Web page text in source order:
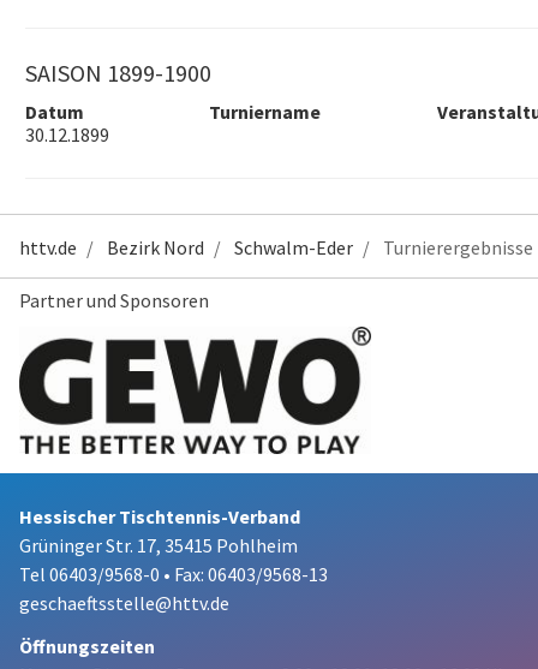
SAISON 1899-1900
Datum Turniername
30.12.1899
httv.de Bezirk Nord Schwalm-Eder
Partner und Sponsoren
Hessischer Tischtennis-Verband
Grüninger Str. 17, 35415 Pohlheim
Tel 06403/9568-0 • Fax: 06403/9568-13
geschaeftsstelle@httv.de
Öffnungszeiten